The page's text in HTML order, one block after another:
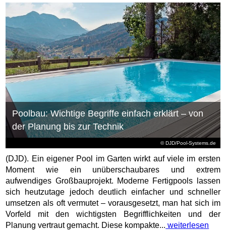
© DJD/Pool-Systems.de
Poolbau: Wichtige Begriffe einfach erklärt – von
der Planung bis zur Technik
(DJD). Ein eigener Pool im Garten wirkt auf viele im ersten
Moment wie ein unüberschaubares und extrem
aufwendiges Großbauprojekt. Moderne Fertigpools lassen
sich heutzutage jedoch deutlich einfacher und schneller
umsetzen als oft vermutet – vorausgesetzt, man hat sich im
Vorfeld mit den wichtigsten Begrifflichkeiten und der
Planung vertraut gemacht. Diese kompakte... weiterlesen